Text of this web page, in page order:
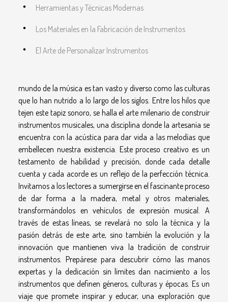
Herramientas y Técnicas Modernas
Los Materiales en la Fabricación de Instrumentos
El Arte de Personalizar Instrumentos
mundo de la música es tan vasto y diverso como las culturas
que lo han nutrido a lo largo de los siglos. Entre los hilos que
tejen este tapiz sonoro, se halla el arte milenario de construir
instrumentos musicales, una disciplina donde la artesanía se
encuentra con la acústica para dar vida a las melodías que
embellecen nuestra existencia. Este proceso creativo es un
testamento de habilidad y precisión, donde cada detalle
cuenta y cada acorde es un reflejo de la perfección técnica.
Invitamos a los lectores a sumergirse en el fascinante proceso
de dar forma a la madera, metal y otros materiales,
transformándolos en vehículos de expresión musical. A
través de estas líneas, se revelará no solo la técnica y la
pasión detrás de este arte, sino también la evolución y la
innovación que mantienen viva la tradición de construir
instrumentos. Prepárese para descubrir cómo las manos
expertas y la dedicación sin límites dan nacimiento a los
instrumentos que definen géneros, culturas y épocas. Es un
viaje que promete inspirar y educar, una exploración que